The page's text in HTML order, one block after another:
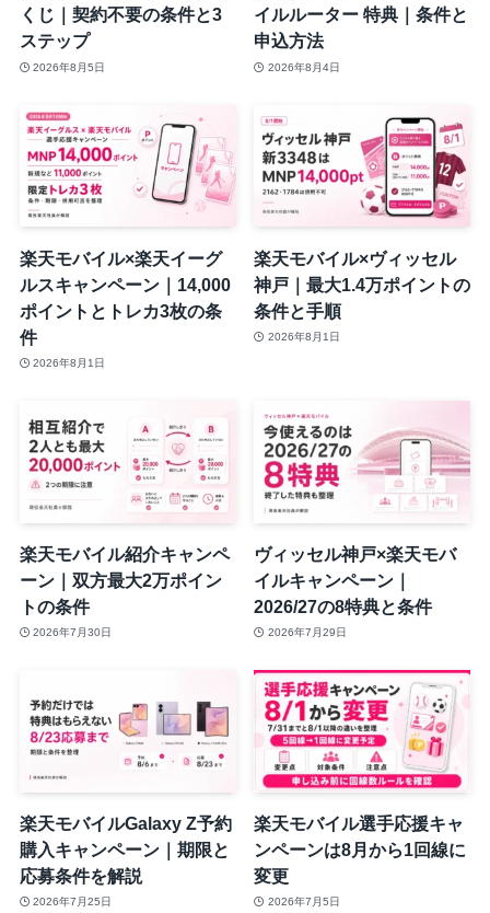
くじ｜契約不要の条件と3
ステップ
2026年8月5日
イルルーター 特典｜条件と
申込方法
2026年8月4日
楽天モバイル×楽天イーグ
ルスキャンペーン｜14,000
ポイントとトレカ3枚の条
件
2026年8月1日
楽天モバイル×ヴィッセル
神戸｜最大1.4万ポイントの
条件と手順
2026年8月1日
楽天モバイル紹介キャンペ
ーン｜双方最大2万ポイン
トの条件
2026年7月30日
ヴィッセル神戸×楽天モバ
イルキャンペーン｜
2026/27の8特典と条件
2026年7月29日
楽天モバイルGalaxy Z予約
購入キャンペーン｜期限と
応募条件を解説
2026年7月25日
楽天モバイル選手応援キャ
ンペーンは8月から1回線に
変更
2026年7月5日